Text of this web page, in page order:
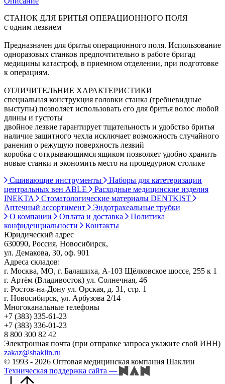
СТАНОК ДЛЯ БРИТЬЯ ОПЕРАЦИОННОГО ПОЛЯ
с одним лезвием
Предназначен для бритья операционного поля. Использование
одноразовых станков предпочтительно в работе бригад
медицины катастроф, в приемном отделении, при подготовке
к операциям.
ОТЛИЧИТЕЛЬНИЕ ХАРАКТЕРИСТИКИ
специальная конструкция головки станка (гребневидные
выступы) позволяет использовать его для бритья волос любой
длины и густоты
двойное лезвие гарантирует тщательность и удобство бритья
наличие защитного чехла исключает возможность случайного
ранения о режущую поверхность лезвий
коробка с открывающимся ящиком позволяет удобно хранить
новые станки и экономить место на процедурном столике
Сшивающие инструменты
Наборы для катетеризации
центральных вен ABLE
Расходные медицинские изделия
INEKTA
Стоматологические материалы DENTKIST
Аптечный ассортимент
Эндотрахеальные трубки
О компании
Оплата и доставка
Политика
конфиденциальности
Контакты
Юридический адрес
630090, Россия, Новосибирск,
ул. Демакова, 30, оф. 901
Адреса складов:
г. Москва, МО, г. Балашиха, А-103 Щёлковское шоссе, 255 к 1
г. Артём (Владивосток) ул. Солнечная, 46
г. Ростов-на-Дону ул. Орская, д. 31, стр. 1
г. Новосибирск, ул. Арбузова 2/14
Многоканальные телефоны
+7 (383) 335-61-23
+7 (383) 336-01-23
8 800 300 82 42
Электронная почта (при отправке запроса укажите свой ИНН)
zakaz@shaklin.ru
© 1993 - 2026 Оптовая медицинская компания Шаклин
Техническая поддержка сайта —